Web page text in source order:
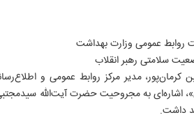
روابط عمومی وزارت بهداشت
سلامتی رهبر انقلاب
کرمان‌پور، مدیر مرکز روابط عمومی و
اشاره‌ای به مجروحیت حضرت آیت‌الله
داشت.
به مصلی، موسسه فرهنگی-مطبوعاتی ایران